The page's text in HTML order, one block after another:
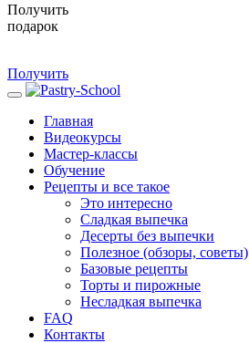
Получить
подарок
Получить
Главная
Видеокурсы
Мастер-классы
Обучение
Рецепты и все такое
Это интересно
Сладкая выпечка
Десерты без выпечки
Полезное (обзоры, советы)
Базовые рецепты
Торты и пирожные
Несладкая выпечка
FAQ
Контакты